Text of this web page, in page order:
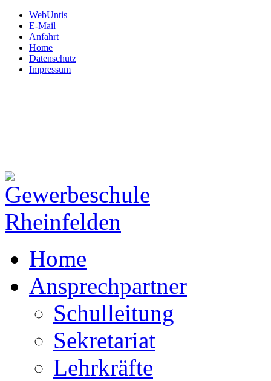
WebUntis
E-Mail
Anfahrt
Home
Datenschutz
Impressum
Home
Ansprechpartner
Schulleitung
Sekretariat
Lehrkräfte